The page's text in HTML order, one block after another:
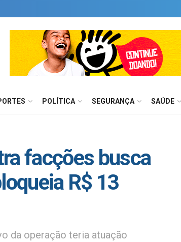
POLÍTICA SEGURANÇA SAÚDE
facções busca
R$ 13
da operação teria atuação